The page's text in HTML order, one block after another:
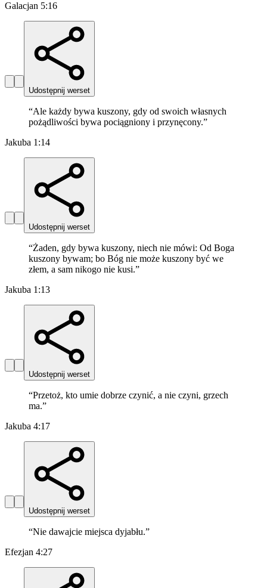
Galacjan 5:16
Udostępnij werset
“Ale każdy bywa kuszony, gdy od swoich własnych
pożądliwości bywa pociągniony i przynęcony.”
Jakuba 1:14
Udostępnij werset
“Żaden, gdy bywa kuszony, niech nie mówi: Od Boga
kuszony bywam; bo Bóg nie może kuszony być we
złem, a sam nikogo nie kusi.”
Jakuba 1:13
Udostępnij werset
“Przetoż, kto umie dobrze czynić, a nie czyni, grzech
ma.”
Jakuba 4:17
Udostępnij werset
“Nie dawajcie miejsca dyjabłu.”
Efezjan 4:27